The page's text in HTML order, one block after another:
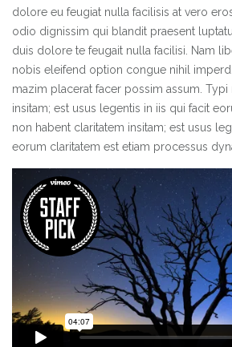
dolore eu feugiat nulla facilisis at vero
odio dignissim qui blandit praesent
duis dolore te feugait nulla facilisi. Nam
nobis eleifend option congue nihil
mazim placerat facer possim assum.
insitam; est usus legentis in iis qui facit
non habent claritatem insitam; est usus
eorum claritatem est etiam processus